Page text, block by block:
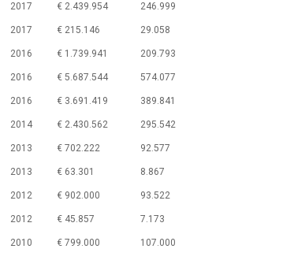
2017 € 2.439.954 246.999
2017 € 215.146 29.058
2016 € 1.739.941 209.793
2016 € 5.687.544 574.077
2016 € 3.691.419 389.841
2014 € 2.430.562 295.542
2013 € 702.222 92.577
2013 € 63.301 8.867
2012 € 902.000 93.522
2012 € 45.857 7.173
2010 € 799.000 107.000